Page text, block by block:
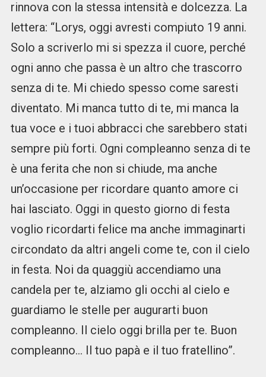
rinnova con la stessa intensità e dolcezza. La
lettera: “Lorys, oggi avresti compiuto 19 anni.
Solo a scriverlo mi si spezza il cuore, perché
ogni anno che passa è un altro che trascorro
senza di te. Mi chiedo spesso come saresti
diventato. Mi manca tutto di te, mi manca la
tua voce e i tuoi abbracci che sarebbero stati
sempre più forti. Ogni compleanno senza di te
è una ferita che non si chiude, ma anche
un’occasione per ricordare quanto amore ci
hai lasciato. Oggi in questo giorno di festa
voglio ricordarti felice ma anche immaginarti
circondato da altri angeli come te, con il cielo
in festa. Noi da quaggiù accendiamo una
candela per te, alziamo gli occhi al cielo e
guardiamo le stelle per augurarti buon
compleanno. Il cielo oggi brilla per te. Buon
compleanno… Il tuo papà e il tuo fratellino”.